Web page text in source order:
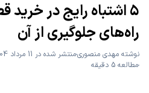
۵ اشتباه رایج در
راه‌های جلوگیری از آن
نوشته مهدی منصوریمنتشر شده در 11 مرداد 1404
مطالعه 5 دقیقه